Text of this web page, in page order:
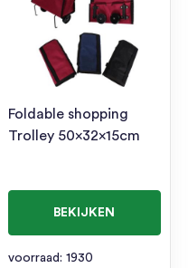
Foldable shopping
Trolley 50x32x15cm
BEKIJKEN
voorraad: 1930